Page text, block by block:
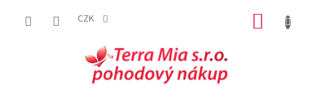
CZK